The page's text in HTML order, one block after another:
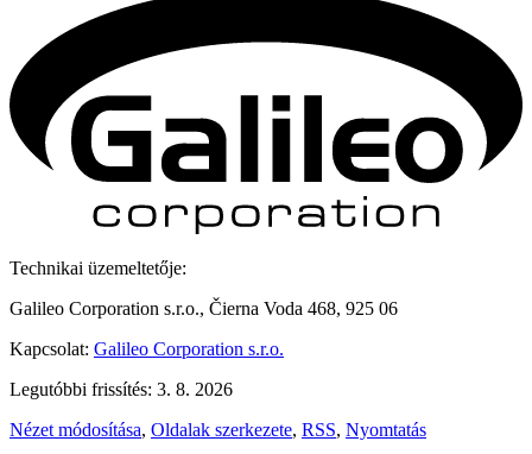
Technikai üzemeltetője:
Galileo Corporation s.r.o., Čierna Voda 468, 925 06
Kapcsolat: Galileo Corporation s.r.o.
Legutóbbi frissítés: 3. 8. 2026
Nézet módosítása, Oldalak szerkezete, RSS, Nyomtatás